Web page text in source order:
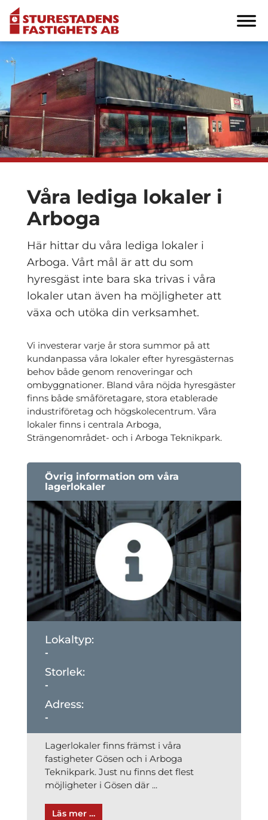
Våra lediga lokaler i
Arboga
Här hittar du våra lediga lokaler i
Arboga. Vårt mål är att du som
hyresgäst inte bara ska trivas i våra
lokaler utan även ha möjligheter att
växa och utöka din verksamhet.
Vi investerar varje år stora summor på att
kundanpassa våra lokaler efter hyresgästernas
behov både genom renoveringar och
ombyggnationer. Bland våra nöjda hyresgäster
finns både småföretagare, stora etablerade
industriföretag och högskolecentrum. Våra
lokaler finns i centrala Arboga,
Strängenområdet- och i Arboga Teknikpark.
Övrig information om våra
lagerlokaler
-
-
-
Lagerlokaler finns främst i våra
fastigheter Gösen och i Arboga
Teknikpark. Just nu finns det flest
möjligheter i Gösen där ...
Läs mer …